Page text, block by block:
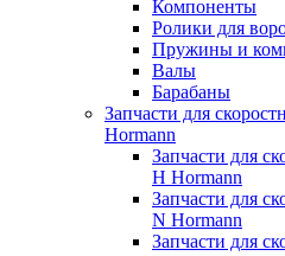
Компоненты
Ролики для
Пружины и
Валы
Барабаны
Запчасти для
Hormann
Запчасти для
H Hormann
Запчасти для
N Hormann
Запчасти для